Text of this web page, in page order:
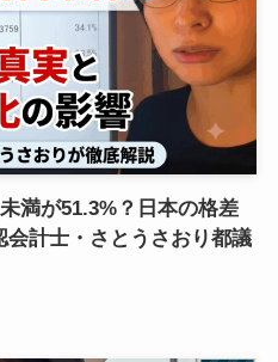
満が51.3%？日本の格差
会計士・さとうさおり都議